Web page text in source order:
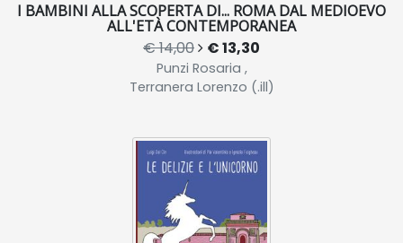
I BAMBINI ALLA SCOPERTA DI... ROMA DAL MEDIOEVO
ALL'ETÀ CONTEMPORANEA
€ 14,00 € 13,30
Punzi Rosaria ,
Terranera Lorenzo (.ill)